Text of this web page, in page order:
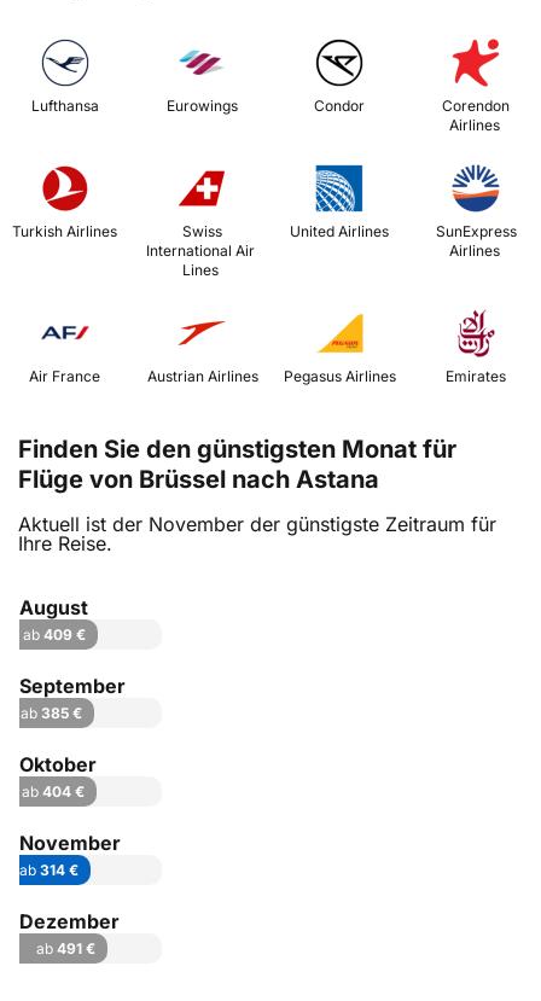
Lufthansa Eurowings Condor
Corendon
Airlines
Turkish Airlines
International Air
Lines
United Airlines
Airlines
Air France Austrian Airlines Emirates
Finden Sie den günstigsten Monat für
Flüge von Brüssel nach Astana
Aktuell ist der November der günstigste Zeitraum für
Ihre Reise.
August
ab 409 €
September
ab 385 €
Oktober
ab404 €
November
ab 314 €
Dezember
ab 491 €